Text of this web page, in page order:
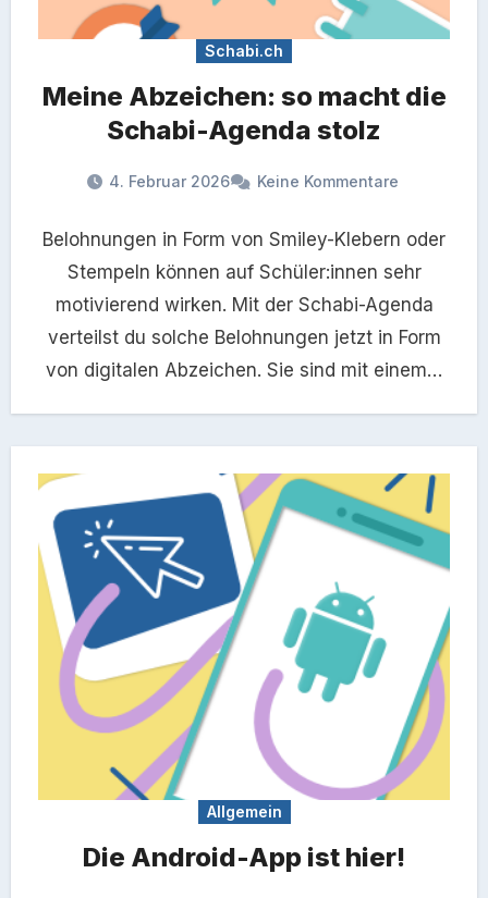
Schabi.ch
Meine Abzeichen: so macht die
Schabi-Agenda stolz
4. Februar 2026 Keine Kommentare
Belohnungen in Form von Smiley-Klebern oder
Stempeln können auf Schüler:innen sehr
motivierend wirken. Mit der Schabi-Agenda
verteilst du solche Belohnungen jetzt in Form
von digitalen Abzeichen. Sie sind mit einem…
Allgemein
Die Android-App ist hier!